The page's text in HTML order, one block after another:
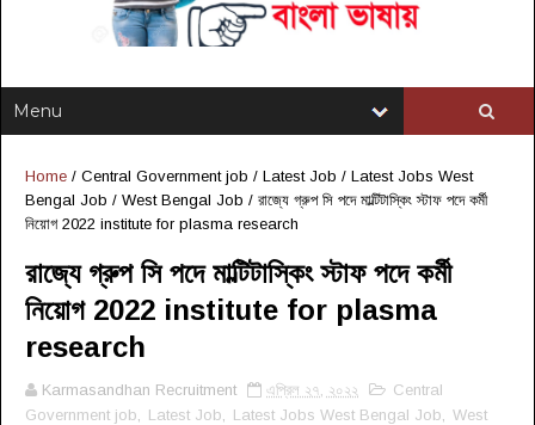
Home / Central Government job / Latest Job / Latest Jobs West
Bengal Job / West Bengal Job / রাজ্যে গ্রুপ সি পদে মাল্টিটাস্কিং স্টাফ পদে কর্মী
নিয়োগ 2022 institute for plasma research
রাজ্যে গ্রুপ সি পদে মাল্টিটাস্কিং স্টাফ পদে কর্মী
নিয়োগ 2022 institute for plasma
research
Karmasandhan Recruitment এপ্রিল ২৭, ২০২২
Central
Government job
Latest Job Latest Jobs West Bengal Job
West